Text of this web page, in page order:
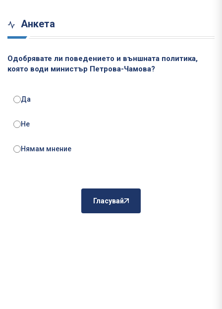
Анкета
Одобрявате ли поведението и външната политика,
която води министър Петрова-Чамова?
Да
Не
Нямам мнение
Гласувай